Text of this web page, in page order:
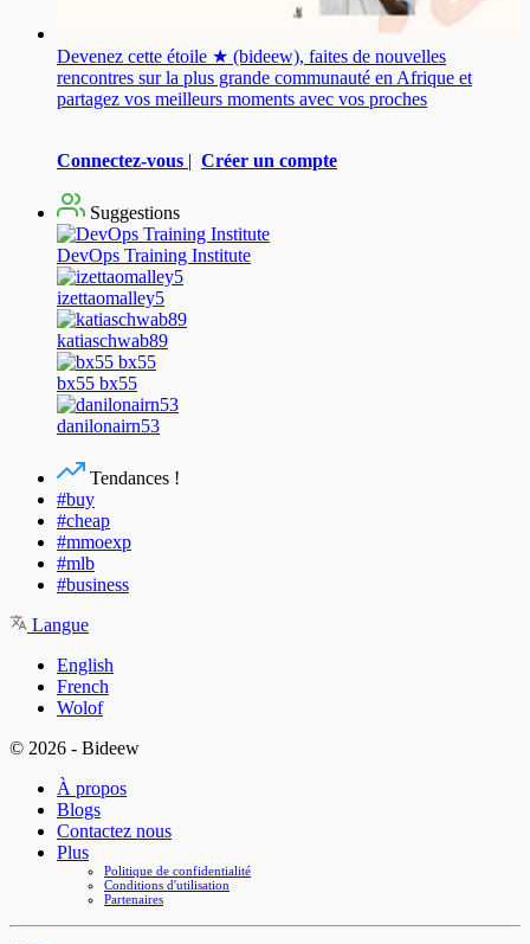
Devenez cette étoile ★ (bideew), faites de nouvelles
rencontres sur la plus grande communauté en Afrique et
partagez vos meilleurs moments avec vos proches
Connectez-vous | Créer un compte
Suggestions
DevOps Training Institute
izettaomalley5
katiaschwab89
bx55 bx55
danilonairn53
Tendances !
#buy
#cheap
#mmoexp
#mlb
#business
Langue
English
French
Wolof
© 2026 - Bideew
À propos
Blogs
Contactez nous
Plus
Politique de confidentialité
Conditions d'utilisation
Partenaires